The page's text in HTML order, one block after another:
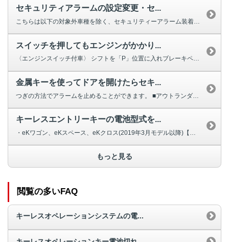
セキュリティアラームの設定変更・セ...
こちらは以下の対象外車種を除く、セキュリティーアラーム装着車向けのご回答で...
スイッチを押してもエンジンがかかり...
〈エンジンスイッチ付車〉 シフトを「P」位置に入れブレーキペダルをしっか...
金属キーを使ってドアを開けたらセキ...
キーレスエントリーキーの電池型式を...
・eKワゴン、eKスペース、eKクロス(2019年3月モデル以降)【電池型...
もっと見る
閲覧の多いFAQ
キーレスオペレーションシステムの電...